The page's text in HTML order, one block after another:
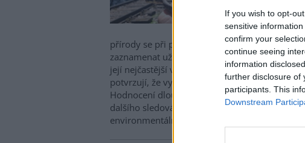
If you wish to opt-
sensitive
confirm your
continue seeing
information
further disclosure of
participants. This
Downstream
ohroženou
další druhy
přírody se při pravidelném monitoringu
zaznamenat už tři jedince kriticky ohrožené
její nejčastější výskyt je kolem Stráže nad
potvrzují, že vytvářené podmínky mohou být
Hodnocení dlouhodobého přínosu projektu
dalšího sledování, řekla dnes novinářům
environmentálních projektů Mattoni Lucie